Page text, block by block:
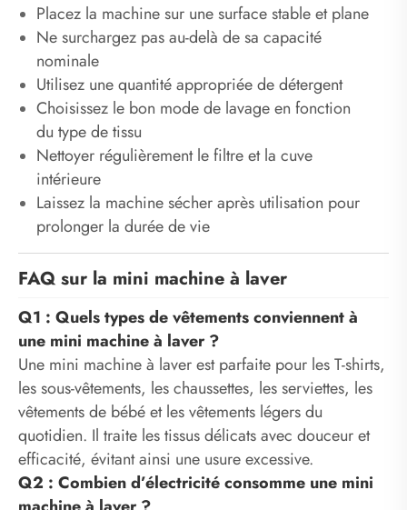
Placez la machine sur une surface stable et plane
Ne surchargez pas au-delà de sa capacité
nominale
Utilisez une quantité appropriée de détergent
Choisissez le bon mode de lavage en fonction
du type de tissu
Nettoyer régulièrement le filtre et la cuve
intérieure
Laissez la machine sécher après utilisation pour
prolonger la durée de vie
FAQ sur la mini machine à laver
Q1 : Quels types de vêtements conviennent à
une mini machine à laver ?
Une mini machine à laver est parfaite pour les T-shirts,
les sous-vêtements, les chaussettes, les serviettes, les
vêtements de bébé et les vêtements légers du
quotidien. Il traite les tissus délicats avec douceur et
efficacité, évitant ainsi une usure excessive.
Q2 : Combien d’électricité consomme une mini